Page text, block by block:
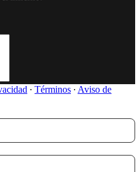
∙ Términos ∙ Aviso de